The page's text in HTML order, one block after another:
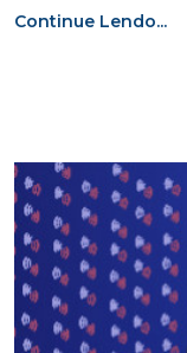
Continue Lendo...